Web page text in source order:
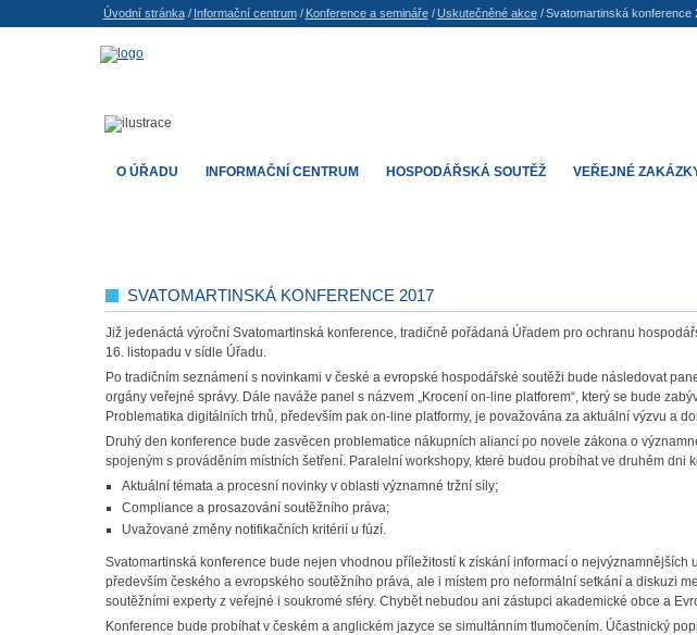
SVATOMARTINSKÁ KONFERENCE 2017
Již jedenáctá výroční Svatomartinská konference, tradičně pořádaná Úřadem pro ochranu
16. listopadu v sídle Úřadu.
Po tradičním seznámení s novinkami v české a evropské hospodářské soutěži bude následovat
orgány veřejné správy. Dále naváže panel s názvem „Krocení on-line platforem“, který se bude
Problematika digitálních trhů, především pak on-line platformy, je považována za aktuální výzvu a
Druhý den konference bude zasvěcen problematice nákupních aliancí po novele zákona o
spojeným s prováděním místních šetření. Paralelní workshopy, které budou probíhat ve druhém dni
Aktuální témata a procesní novinky v oblasti významné tržní síly;
Compliance a prosazování soutěžního práva;
Uvažované změny notifikačních kritérií u fúzí.
Svatomartinská konference bude nejen vhodnou příležitostí k získání informací o nejvýznamnějších
především českého a evropského soutěžního práva, ale i místem pro neformální setkání a diskuzi
soutěžními experty z veřejné i soukromé sféry. Chybět nebudou ani zástupci akademické obce a
Konference bude probíhat v českém a anglickém jazyce se simultánním tlumočením. Účastnický
O ÚŘADU INFORMAČNÍ CENTRUM HOSPODÁŘSKÁ SOUTĚŽ VEŘEJNÉ
Úvodní stránka/ Informační centrum/ Konference a semináře/ Uskutečněné akce/ Svatomartinská konference